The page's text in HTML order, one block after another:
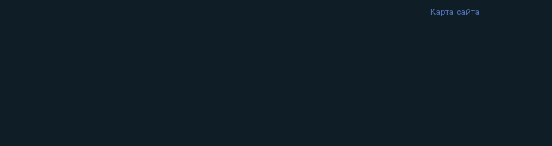
Карта сайта